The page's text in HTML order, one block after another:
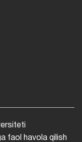
faol havola qilish